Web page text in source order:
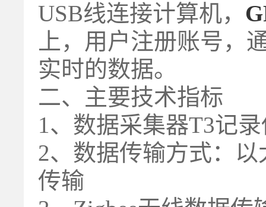
USB线连接计算机，
上 ，用户注册账号，
实时的数据。
二、主要技术指标
1、数据采集器T3记
2、数据传输方式：
传输